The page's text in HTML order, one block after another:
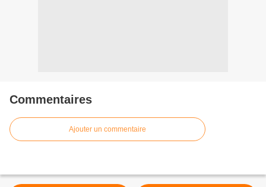
Commentaires
Ajouter un commentaire